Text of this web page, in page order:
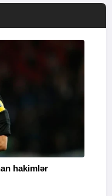
hakimlər